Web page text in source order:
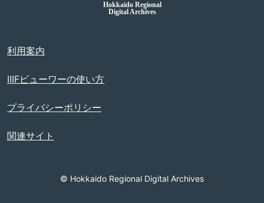
Hokkaido Regional
Digital Archives
利用案内
IIIFビューワーの使い方
プライバシーポリシー
関連サイト
© Hokkaido Regional Digital Archives